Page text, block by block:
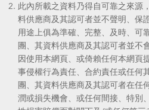
開設戶口 客戶登入
此內所載之資料乃得自可靠之來源
料供應商及其認可者並不聲明、保
用途上俱為準確、完整、及時、可
團、其資料供應商及其認可者並不
因使用本網頁、或倚賴任何本網頁
事侵權行為責任、合約責任或任何
團、其資料供應商及其認可者在任
潤或損失機會、或任何間接、特別